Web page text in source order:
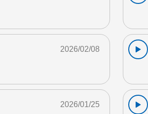
2026/02/08
2026/01/25